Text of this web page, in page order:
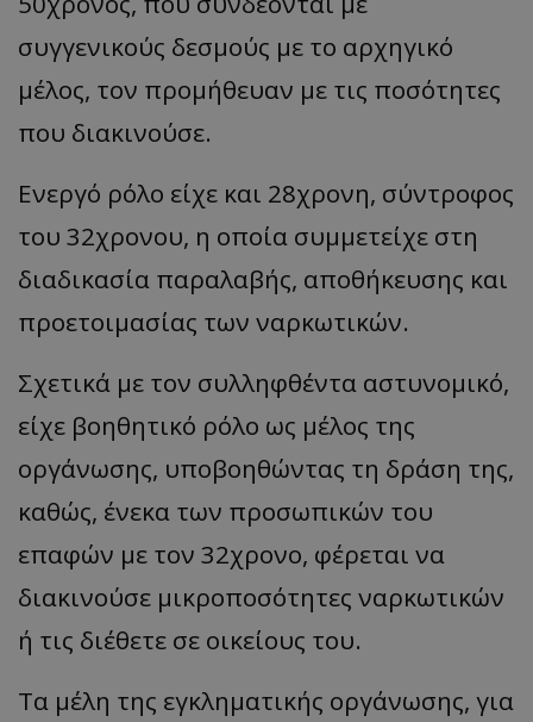
συγγενικούς δεσμούς με το αρχηγικό
μέλος, τον προμήθευαν με τις ποσότητες
που διακινούσε.
Ενεργό ρόλο είχε και 28χρονη, σύντροφος
του 32χρονου, η οποία συμμετείχε στη
διαδικασία παραλαβής, αποθήκευσης και
προετοιμασίας των ναρκωτικών.
Σχετικά με τον συλληφθέντα αστυνομικό,
είχε βοηθητικό ρόλο ως μέλος της
οργάνωσης, υποβοηθώντας τη δράση της,
καθώς, ένεκα των προσωπικών του
επαφών με τον 32χρονο, φέρεται να
διακινούσε μικροποσότητες ναρκωτικών
ή τις διέθετε σε οικείους του.
Τα μέλη της εγκληματικής οργάνωσης, για